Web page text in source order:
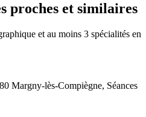
proches et similaires
et au moins 3 spécialités en
Margny-lès-Compiègne, Séances